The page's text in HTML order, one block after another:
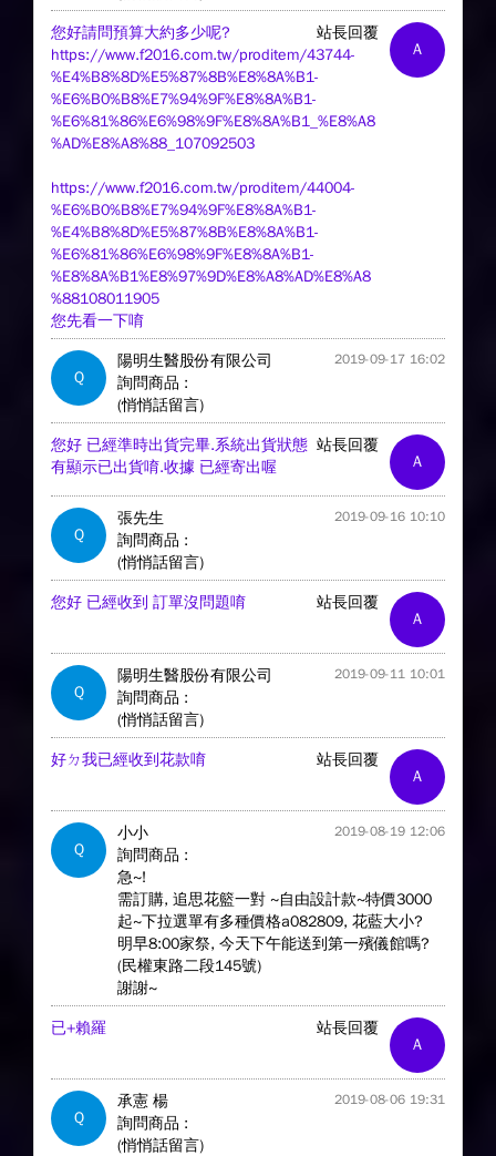
A
站長回覆
您好請問預算大約多少呢?
https://www.f2016.com.tw/proditem/43744-
%E4%B8%8D%E5%87%8B%E8%8A%B1-
%E6%B0%B8%E7%94%9F%E8%8A%B1-
%E6%81%86%E6%98%9F%E8%8A%B1_%E8%A8
%AD%E8%A8%88_107092503
https://www.f2016.com.tw/proditem/44004-
%E6%B0%B8%E7%94%9F%E8%8A%B1-
%E4%B8%8D%E5%87%8B%E8%8A%B1-
%E6%81%86%E6%98%9F%E8%8A%B1-
%E8%8A%B1%E8%97%9D%E8%A8%AD%E8%A8
%88108011905
您先看一下唷
Q
陽明生醫股份有限公司 2019-09-17 16:02
詢問商品 :
(悄悄話留言)
A
站長回覆
您好 已經準時出貨完畢.系統出貨狀態
有顯示已出貨唷.收據 已經寄出喔
Q
張先生 2019-09-16 10:10
詢問商品 :
(悄悄話留言)
A
站長回覆
您好 已經收到 訂單沒問題唷
Q
陽明生醫股份有限公司 2019-09-11 10:01
詢問商品 :
(悄悄話留言)
A
站長回覆
好ㄉ我已經收到花款唷
Q
小小 2019-08-19 12:06
詢問商品 :
急~!
需訂購, 追思花籃一對 ~自由設計款~特價3000
起~下拉選單有多種價格a082809, 花藍大小?
明早8:00家祭, 今天下午能送到第一殯儀館嗎?
(民權東路二段145號)
謝謝~
A
站長回覆
已+賴羅
Q
承憲 楊 2019-08-06 19:31
詢問商品 :
(悄悄話留言)